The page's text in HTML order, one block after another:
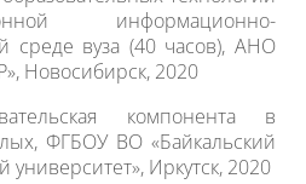
информационно-
среде вуза (40 часов), АНО
Новосибирск, 2020
компонента в
ФГБОУ ВО «Байкальский
университет», Иркутск, 2020